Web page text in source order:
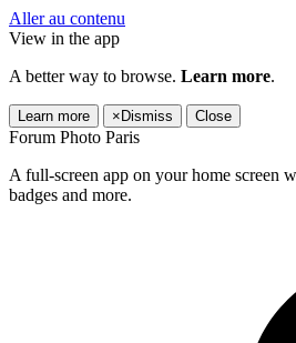
Aller au contenu
View in the app
A better way to browse. Learn more.
Learn more × Dismiss Close
Forum Photo Paris
A full-screen app on your home screen
badges and more.